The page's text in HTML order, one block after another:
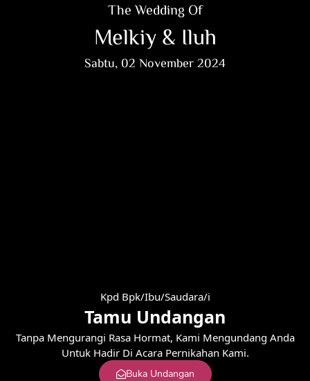
The Wedding Of
Melkiy & Iluh
Sabtu, 02 November 2024
Kpd Bpk/Ibu/Saudara/i
Tamu Undangan
Tanpa Mengurangi Rasa Hormat, Kami Mengundang Anda
Untuk Hadir Di Acara Pernikahan Kami.
Buka Undangan